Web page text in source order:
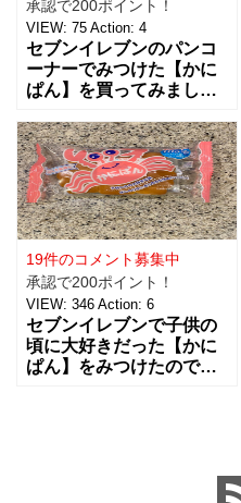
承認で200ポイント！
VIEW: 75 Action: 4
セブンイレブンのパンコ
ーナーでみつけた【かに
ぱん】を買ってみまし
買って食べて、記憶の味
よりも何倍も美味しく感
じてびっくりしました。
普通
19件のコメント募集中
承認で200ポイント！
VIEW: 346 Action: 6
セブンイレブンで子供の
頃に大好きだった【かに
ぱん】をみつけたので、